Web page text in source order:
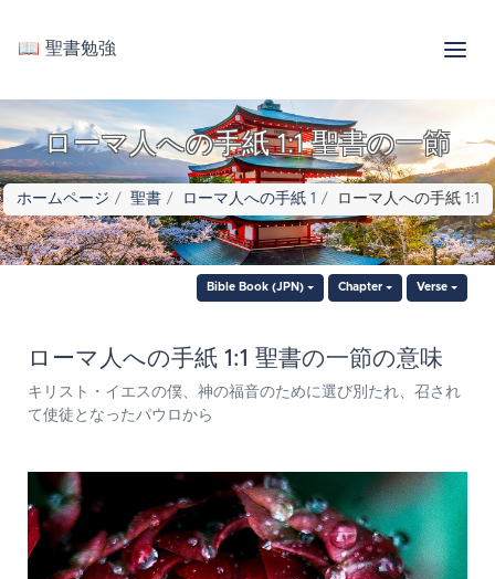
📖 聖書勉強
ローマ人への手紙 1:1 聖書の一節
ホームページ 聖書 ローマ人への手紙 1 ローマ人への手紙 1:1
Bible Book (JPN) Chapter Verse
ローマ人への手紙 1:1 聖書の一節の意味
キリスト・イエスの僕、神の福音のために選び別たれ、召され
て使徒となったパウロから